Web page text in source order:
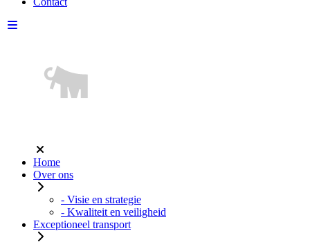
Home
Over ons
- Visie en strategie
- Kwaliteit en veiligheid
Exceptioneel transport